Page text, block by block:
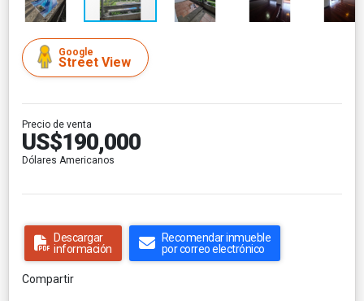
Google
Street View
Precio de venta
US$190,000
Dólares Americanos
Descargar
información
Recomendar inmueble
por correo electrónico
Compartir